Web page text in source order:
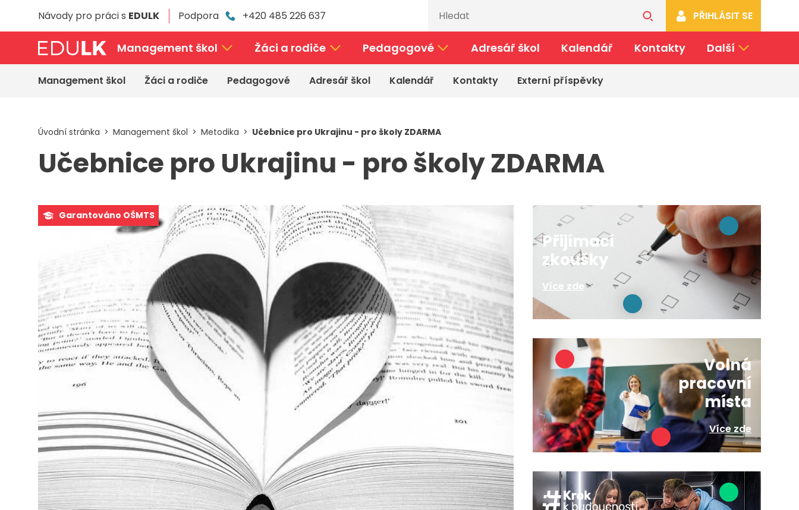
Návody pro práci s EDULK Podpora +420 485 226 637 PŘIHLÁSIT SE
Management škol Žáci a rodiče Pedagogové Adresář škol Kalendář Kontakty Další
Management škol Žáci a rodiče Pedagogové Adresář škol Kalendář Kontakty Externí příspěvky
Úvodní stránka Management škol Metodika Učebnice pro Ukrajinu - pro školy ZDARMA
Učebnice pro Ukrajinu - pro školy ZDARMA
Garantováno OŠMTS
Přijímací
zkoušky
Více zde
Volná
pracovní
místa
Více zde